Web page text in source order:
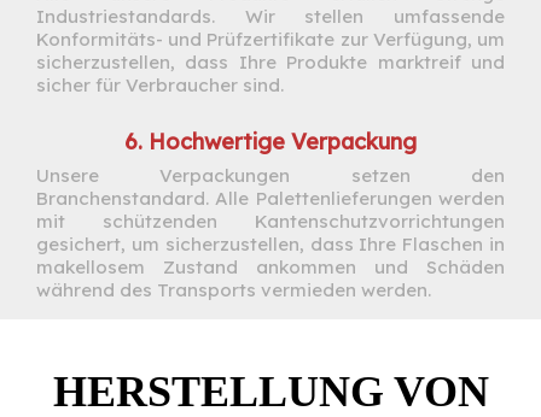
Industriestandards. Wir stellen umfassende
Konformitäts- und Prüfzertifikate zur Verfügung, um
sicherzustellen, dass Ihre Produkte marktreif und
sicher für Verbraucher sind.
6. Hochwertige Verpackung
Unsere Verpackungen setzen den
Branchenstandard. Alle Palettenlieferungen werden
mit schützenden Kantenschutzvorrichtungen
gesichert, um sicherzustellen, dass Ihre Flaschen in
makellosem Zustand ankommen und Schäden
während des Transports vermieden werden.
HERSTELLUNG VON